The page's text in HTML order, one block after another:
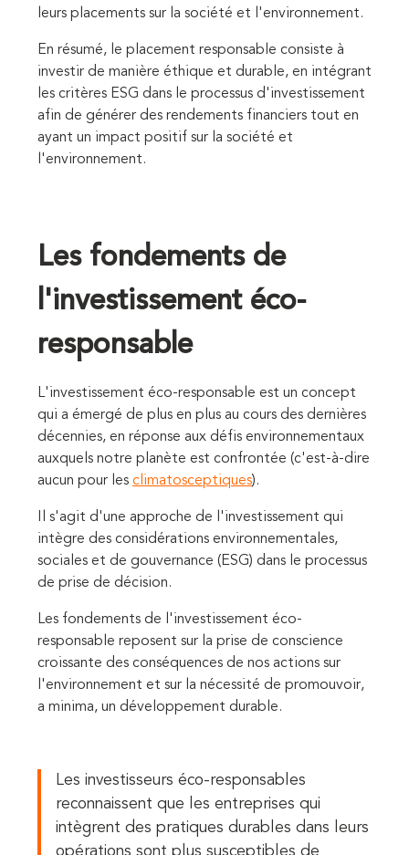
leurs placements sur la société et l'environnement.
En résumé, le placement responsable consiste à
investir de manière éthique et durable, en intégrant
les critères ESG dans le processus d'investissement
afin de générer des rendements financiers tout en
ayant un impact positif sur la société et
l'environnement.
Les fondements de
l'investissement éco-
responsable
L'investissement éco-responsable est un concept
qui a émergé de plus en plus au cours des dernières
décennies, en réponse aux défis environnementaux
auxquels notre planète est confrontée (c'est-à-dire
aucun pour les climatosceptiques).
Il s'agit d'une approche de l'investissement qui
intègre des considérations environnementales,
sociales et de gouvernance (ESG) dans le processus
de prise de décision.
Les fondements de l'investissement éco-
responsable reposent sur la prise de conscience
croissante des conséquences de nos actions sur
l'environnement et sur la nécessité de promouvoir,
a minima, un développement durable.
Les investisseurs éco-responsables
reconnaissent que les entreprises qui
intègrent des pratiques durables dans leurs
opérations sont plus susceptibles de